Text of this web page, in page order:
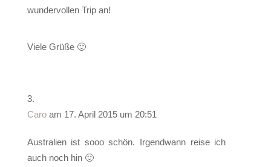
wundervollen Trip an!
Viele Grüße 🙂
Caro am 17. April 2015 um 20:51
Australien ist sooo schön. Irgendwann reise ich
auch noch hin 🙂